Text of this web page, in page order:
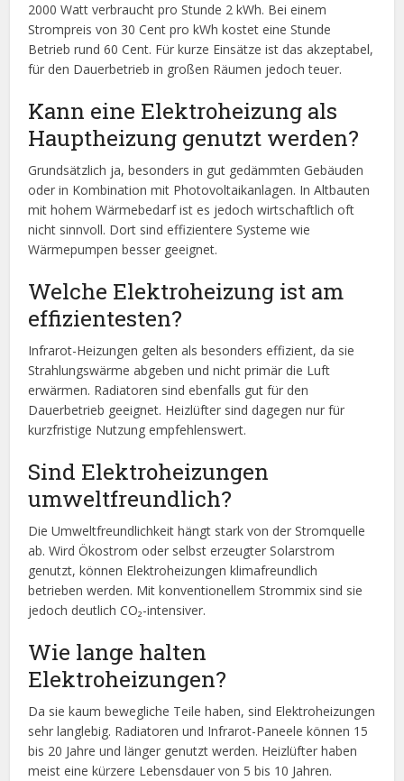
2000 Watt verbraucht pro Stunde 2 kWh. Bei einem
Strompreis von 30 Cent pro kWh kostet eine Stunde
Betrieb rund 60 Cent. Für kurze Einsätze ist das akzeptabel,
für den Dauerbetrieb in großen Räumen jedoch teuer.
Kann eine Elektroheizung als
Hauptheizung genutzt werden?
Grundsätzlich ja, besonders in gut gedämmten Gebäuden
oder in Kombination mit Photovoltaikanlagen. In Altbauten
mit hohem Wärmebedarf ist es jedoch wirtschaftlich oft
nicht sinnvoll. Dort sind effizientere Systeme wie
Wärmepumpen besser geeignet.
Welche Elektroheizung ist am
effizientesten?
Infrarot-Heizungen gelten als besonders effizient, da sie
Strahlungswärme abgeben und nicht primär die Luft
erwärmen. Radiatoren sind ebenfalls gut für den
Dauerbetrieb geeignet. Heizlüfter sind dagegen nur für
kurzfristige Nutzung empfehlenswert.
Sind Elektroheizungen
umweltfreundlich?
Die Umweltfreundlichkeit hängt stark von der Stromquelle
ab. Wird Ökostrom oder selbst erzeugter Solarstrom
genutzt, können Elektroheizungen klimafreundlich
betrieben werden. Mit konventionellem Strommix sind sie
jedoch deutlich CO₂-intensiver.
Wie lange halten
Elektroheizungen?
Da sie kaum bewegliche Teile haben, sind Elektroheizungen
sehr langlebig. Radiatoren und Infrarot-Paneele können 15
bis 20 Jahre und länger genutzt werden. Heizlüfter haben
meist eine kürzere Lebensdauer von 5 bis 10 Jahren.